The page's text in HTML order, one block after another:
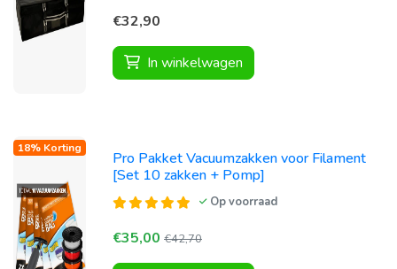
€32,90
In winkelwagen
18% Korting
Pro Pakket Vacuumzakken voor Filament
[Set 10 zakken + Pomp]
Op voorraad
€35,00 €42,70